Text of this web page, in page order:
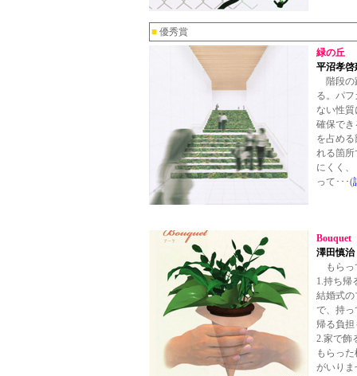
■ 優秀賞
緑の丘
平沼孝啓
階段の
る。パ
ない性
確保でき
を占め
れる箇所
にくく
って･･･(
Bouquet
澤田慎治
もらっ
1.持ち帰
結婚式の
で、持っ
帰る負
2.家で飾
もらっ
がいりま